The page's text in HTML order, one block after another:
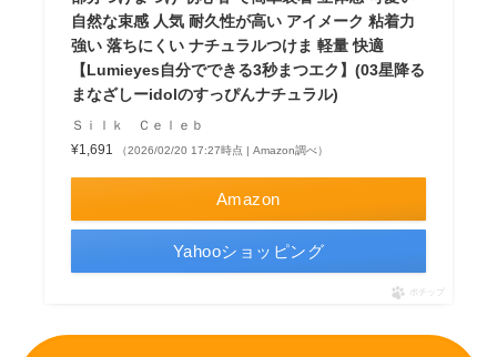
自然な束感 人気 耐久性が高い アイメーク 粘着力
強い 落ちにくい ナチュラルつけま 軽量 快適
【Lumieyes自分でできる3秒まつエク】(03星降る
まなざしーidolのすっぴんナチュラル)
Ｓｉｌｋ Ｃｅｌｅｂ
¥1,691
（2026/02/20 17:27時点 | Amazon調べ）
Amazon
Yahooショッピング
ポチップ